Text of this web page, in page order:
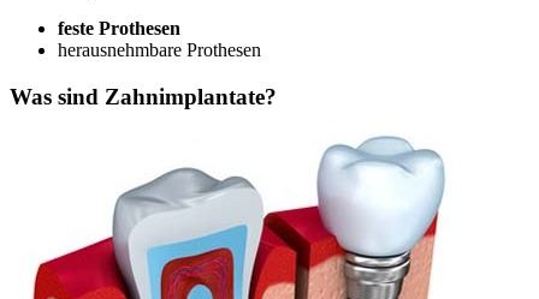
feste Prothesen
herausnehmbare Prothesen
Was sind Zahnimplantate?